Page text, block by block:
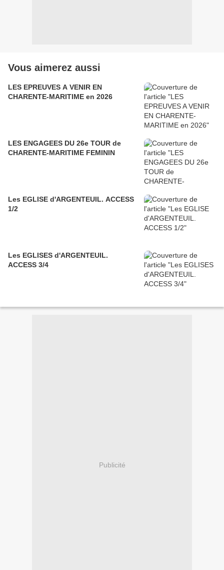
Vous aimerez aussi
LES EPREUVES A VENIR EN
CHARENTE-MARITIME en 2026
LES ENGAGEES DU 26e TOUR de
CHARENTE-MARITIME FEMININ
Les EGLISE d'ARGENTEUIL. ACCESS
1/2
Les EGLISES d'ARGENTEUIL.
ACCESS 3/4
Publicité